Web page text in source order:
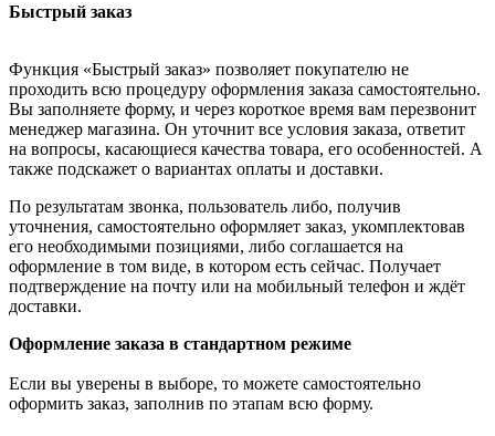
Быстрый заказ
Функция «Быстрый заказ» позволяет покупателю не
проходить всю процедуру оформления заказа самостоятельно.
Вы заполняете форму, и через короткое время вам перезвонит
менеджер магазина. Он уточнит все условия заказа, ответит
на вопросы, касающиеся качества товара, его особенностей. А
также подскажет о вариантах оплаты и доставки.
По результатам звонка, пользователь либо, получив
уточнения, самостоятельно оформляет заказ, укомплектовав
его необходимыми позициями, либо соглашается на
оформление в том виде, в котором есть сейчас. Получает
подтверждение на почту или на мобильный телефон и ждёт
доставки.
Оформление заказа в стандартном режиме
Если вы уверены в выборе, то можете самостоятельно
оформить заказ, заполнив по этапам всю форму.